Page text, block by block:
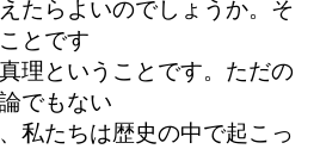
たらよいのでしょうか。そ
とです
理ということです。ただの
でもない
私たちは歴史の中で起こっ